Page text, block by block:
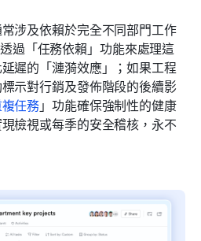
涉及依賴於完全不同部門工作
透過「任務依賴」功能來處理這
遲的「漣漪效應」；如果工程
示對行銷及發佈階段的後續影
任務」功能確保強制性的健康
檢視或每季的安全稽核，永不